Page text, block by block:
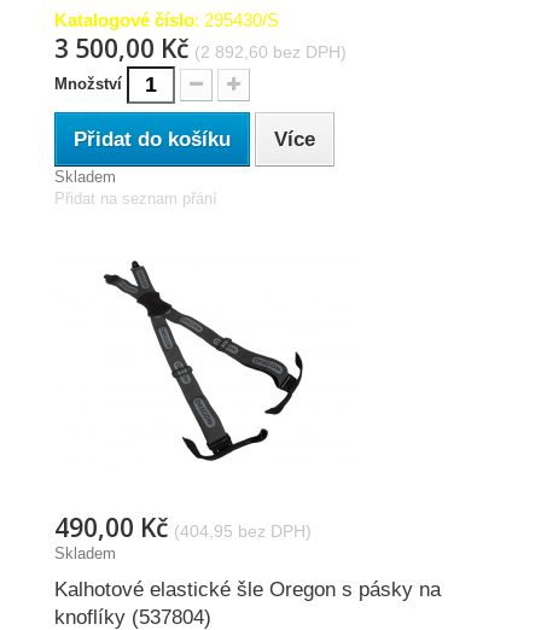
Katalogové číslo: 295430/S
3 500,00 Kč (2 892,60 bez DPH)
Množství
Přidat do košíku Více
Skladem
Přidat na seznam přání
490,00 Kč (404,95 bez DPH)
Skladem
Kalhotové elastické šle Oregon s pásky na
knoflíky (537804)